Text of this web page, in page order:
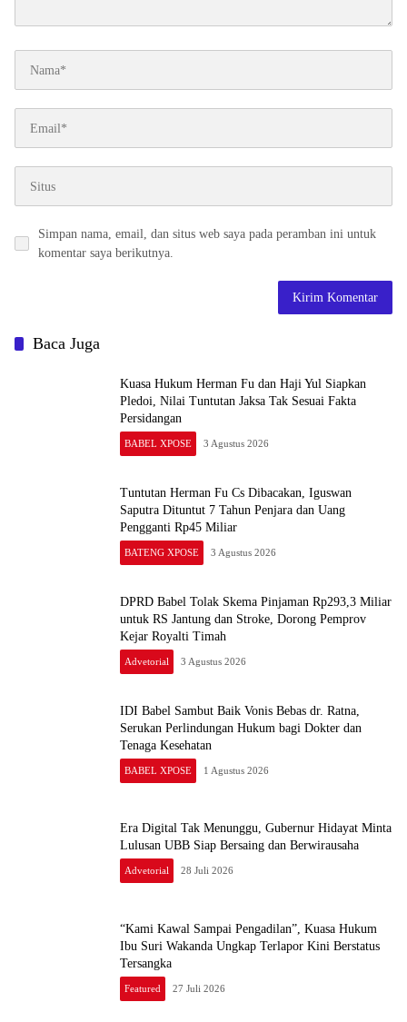
Simpan nama, email, dan situs web saya pada peramban ini untuk
komentar saya berikutnya.
Baca Juga
Kuasa Hukum Herman Fu dan Haji Yul Siapkan
Pledoi, Nilai Tuntutan Jaksa Tak Sesuai Fakta
Persidangan
BABEL XPOSE 3 Agustus 2026
Tuntutan Herman Fu Cs Dibacakan, Iguswan
Saputra Dituntut 7 Tahun Penjara dan Uang
Pengganti Rp45 Miliar
BATENG XPOSE 3 Agustus 2026
DPRD Babel Tolak Skema Pinjaman Rp293,3 Miliar
untuk RS Jantung dan Stroke, Dorong Pemprov
Kejar Royalti Timah
Advetorial 3 Agustus 2026
IDI Babel Sambut Baik Vonis Bebas dr. Ratna,
Serukan Perlindungan Hukum bagi Dokter dan
Tenaga Kesehatan
BABEL XPOSE 1 Agustus 2026
Era Digital Tak Menunggu, Gubernur Hidayat Minta
Lulusan UBB Siap Bersaing dan Berwirausaha
Advetorial 28 Juli 2026
“Kami Kawal Sampai Pengadilan”, Kuasa Hukum
Ibu Suri Wakanda Ungkap Terlapor Kini Berstatus
Tersangka
Featured 27 Juli 2026